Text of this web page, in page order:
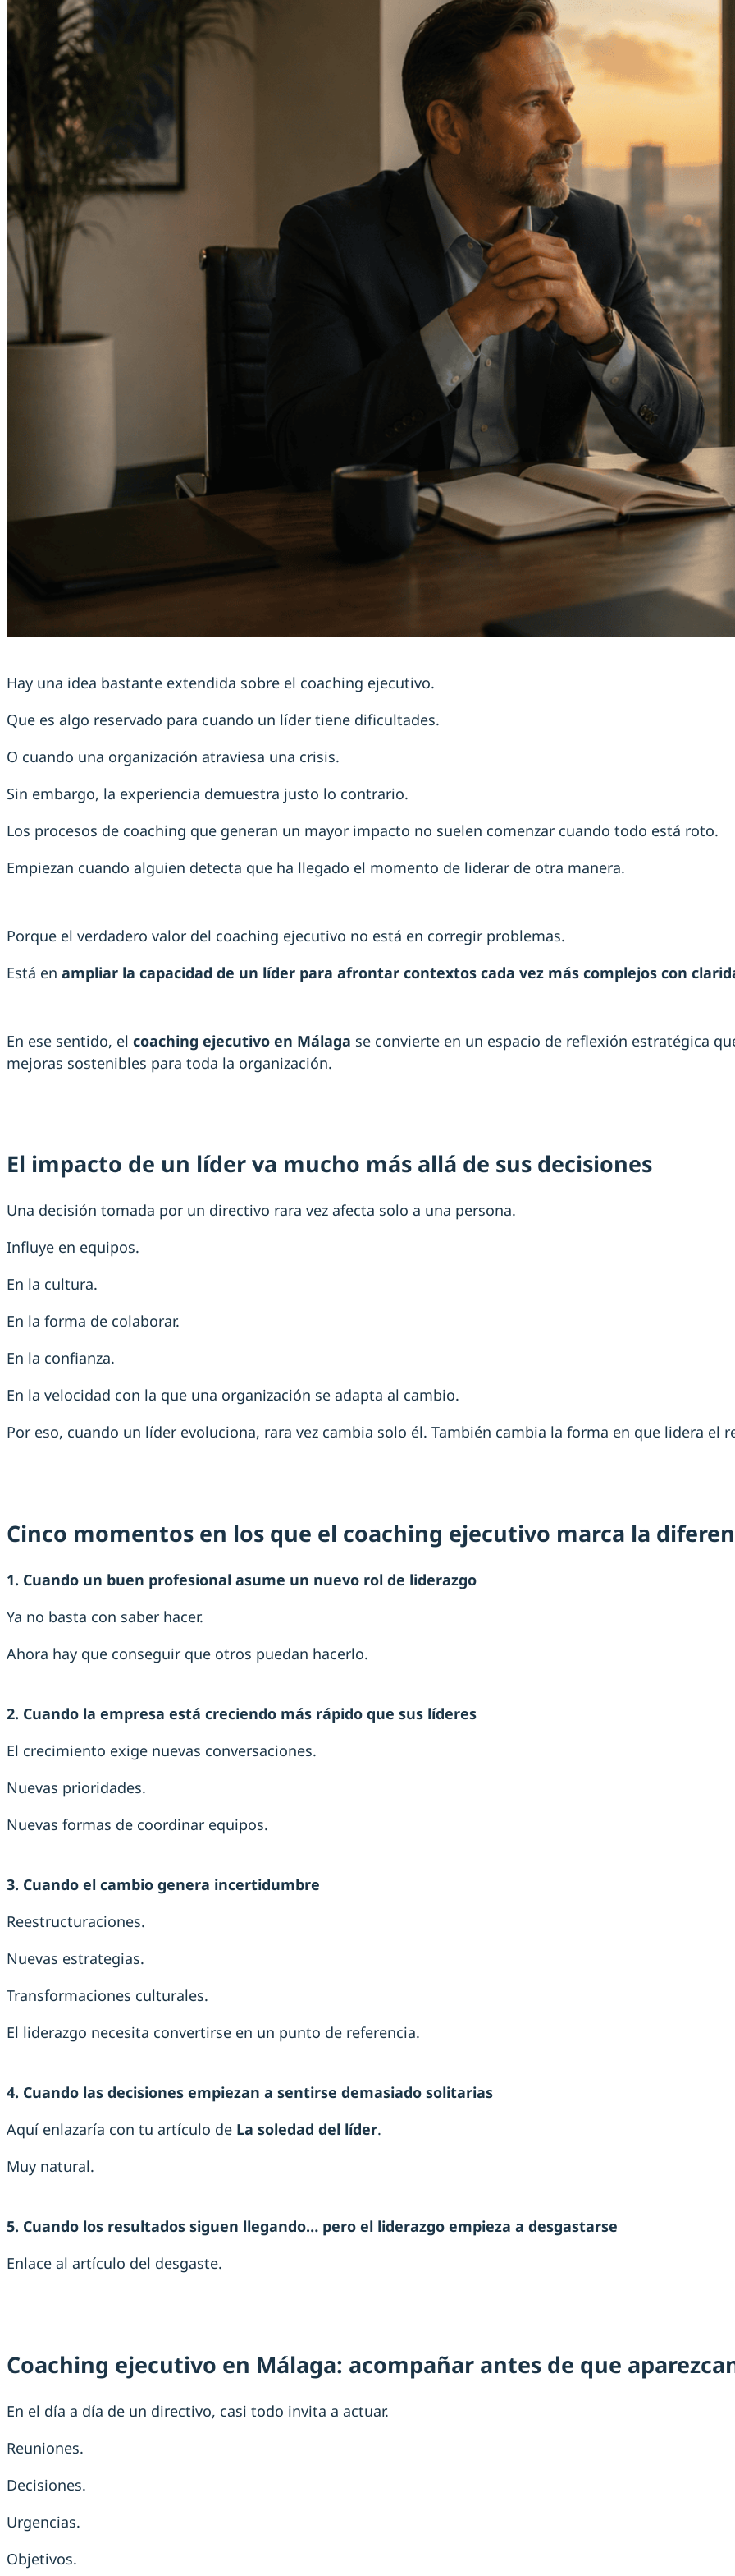
Hay una idea bastante extendida sobre el coaching ejecutivo.
Que es algo reservado para cuando un líder tiene dificultades.
O cuando una organización atraviesa una crisis.
Sin embargo, la experiencia demuestra justo lo contrario.
Los procesos de coaching que generan un mayor impacto no suelen comenzar cuando todo está roto.
Empiezan cuando alguien detecta que ha llegado el momento de liderar de otra manera.
Porque el verdadero valor del coaching ejecutivo no está en corregir problemas.
Está en ampliar la capacidad de un líder para afrontar contextos cada vez más complejos con
En ese sentido, el coaching ejecutivo en Málaga se convierte en un espacio de reflexión estratégica
mejoras sostenibles para toda la organización.
El impacto de un líder va mucho más allá de sus decisiones
Una decisión tomada por un directivo rara vez afecta solo a una persona.
Influye en equipos.
En la cultura.
En la forma de colaborar.
En la confianza.
En la velocidad con la que una organización se adapta al cambio.
Por eso, cuando un líder evoluciona, rara vez cambia solo él. También cambia la forma en que lidera el
Cinco momentos en los que el coaching ejecutivo marca la
1. Cuando un buen profesional asume un nuevo rol de liderazgo
Ya no basta con saber hacer.
Ahora hay que conseguir que otros puedan hacerlo.
2. Cuando la empresa está creciendo más rápido que sus líderes
El crecimiento exige nuevas conversaciones.
Nuevas prioridades.
Nuevas formas de coordinar equipos.
3. Cuando el cambio genera incertidumbre
Reestructuraciones.
Nuevas estrategias.
Transformaciones culturales.
El liderazgo necesita convertirse en un punto de referencia.
4. Cuando las decisiones empiezan a sentirse demasiado solitarias
Aquí enlazaría con tu artículo de La soledad del líder.
Muy natural.
5. Cuando los resultados siguen llegando… pero el liderazgo empieza a desgastarse
Enlace al artículo del desgaste.
Coaching ejecutivo en Málaga: acompañar antes de que
En el día a día de un directivo, casi todo invita a actuar.
Reuniones.
Decisiones.
Urgencias.
Objetivos.